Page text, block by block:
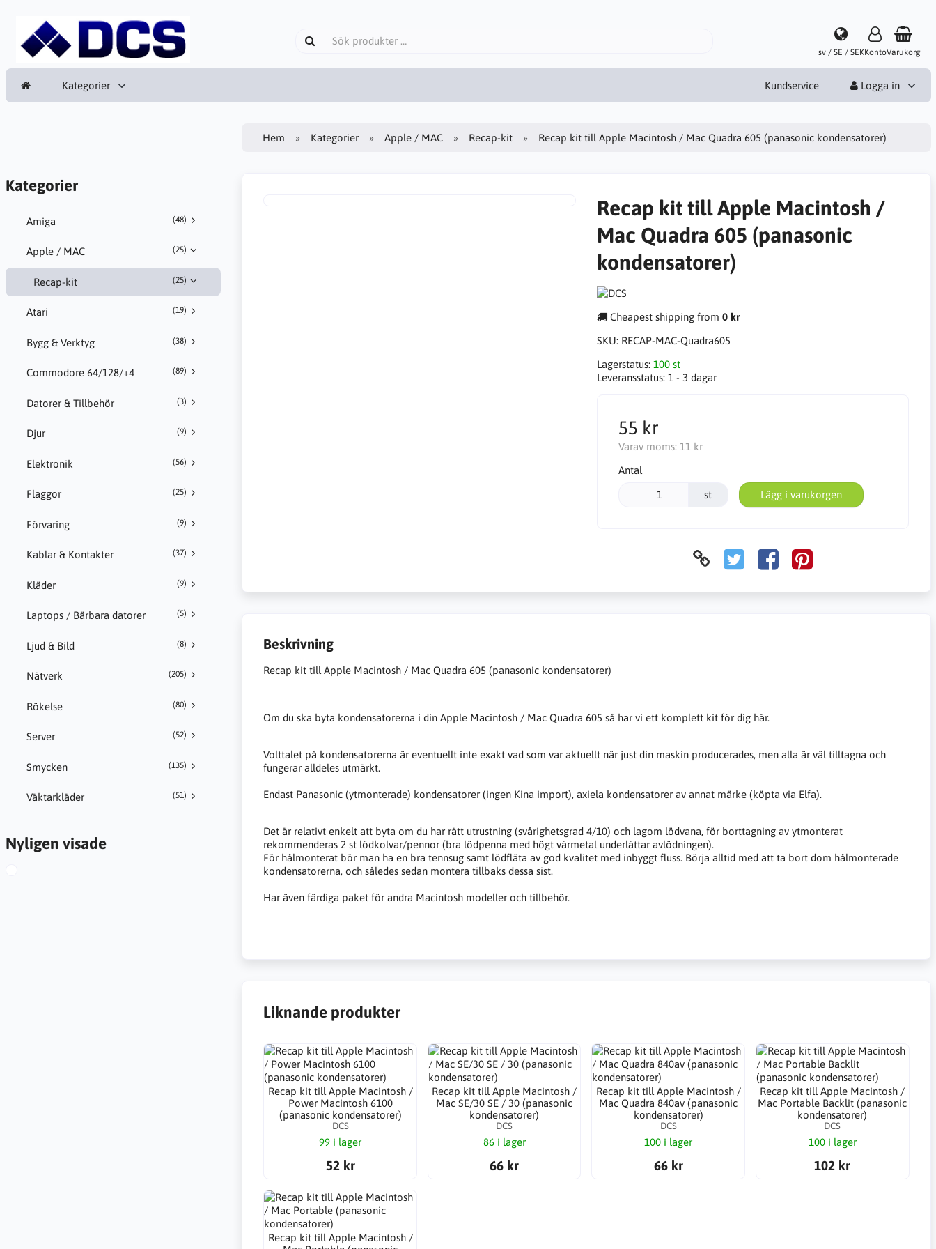
sv / SE / SEKKontoVarukorg
Kategorier Kundservice Logga in
Kategorier
Amiga (48)
Apple / MAC (25)
Recap-kit (25)
Atari (19)
Bygg & Verktyg (38)
Commodore 64/128/+4 (89)
Datorer & Tillbehör (3)
Djur (9)
Elektronik (56)
Flaggor (25)
Förvaring (9)
Kablar & Kontakter (37)
Kläder (9)
Laptops / Bärbara datorer (5)
Ljud & Bild (8)
Nätverk (205)
Rökelse (80)
Server (52)
Smycken (135)
Väktarkläder (51)
Nyligen visade
Hem Kategorier Apple / MAC Recap-kit Recap kit till Apple Macintosh / Mac Quadra 605 (panasonic kondensatorer)
Recap kit till Apple Macintosh /
Mac Quadra 605 (panasonic
kondensatorer)
Cheapest shipping from 0 kr
SKU: RECAP-MAC-Quadra605
Lagerstatus: 100 st
Leveransstatus: 1 - 3 dagar
55 kr
Varav moms: 11 kr
Antal
st Lägg i varukorgen
Beskrivning
Recap kit till Apple Macintosh / Mac Quadra 605 (panasonic kondensatorer)
Om du ska byta kondensatorerna i din Apple Macintosh / Mac Quadra 605 så har vi ett komplett kit för dig här.
Volttalet på kondensatorerna är eventuellt inte exakt vad som var aktuellt när just din maskin producerades, men alla är väl tilltagna och
fungerar alldeles utmärkt.
Endast Panasonic (ytmonterade) kondensatorer (ingen Kina import), axiela kondensatorer av annat märke (köpta via Elfa).
Det är relativt enkelt att byta om du har rätt utrustning (svårighetsgrad 4/10) och lagom lödvana, för borttagning av ytmonterat
rekommenderas 2 st lödkolvar/pennor (bra lödpenna med högt värmetal underlättar avlödningen).
För hålmonterat bör man ha en bra tennsug samt lödfläta av god kvalitet med inbyggt fluss. Börja alltid med att ta bort dom hålmonterade
kondensatorerna, och således sedan montera tillbaks dessa sist.
Har även färdiga paket för andra Macintosh modeller och tillbehör.
Liknande produkter
Recap kit till Apple Macintosh /
Power Macintosh 6100
(panasonic kondensatorer)
DCS
99 i lager
52 kr
Recap kit till Apple Macintosh /
Mac SE/30 SE / 30 (panasonic
kondensatorer)
DCS
86 i lager
66 kr
Recap kit till Apple Macintosh /
Mac Quadra 840av (panasonic
kondensatorer)
DCS
100 i lager
66 kr
Recap kit till Apple Macintosh /
Mac Portable Backlit (panasonic
kondensatorer)
DCS
100 i lager
102 kr
Recap kit till Apple Macintosh /